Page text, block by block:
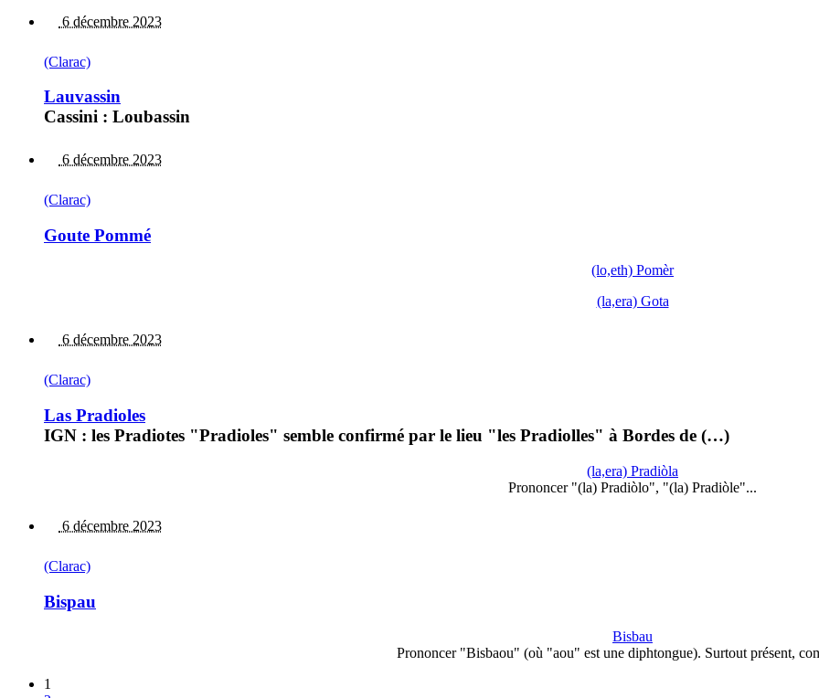
6 décembre 2023
(Clarac)
Lauvassin
Cassini : Loubassin
6 décembre 2023
(Clarac)
Goute Pommé
(lo,eth) Pomèr
(la,era) Gota
6 décembre 2023
(Clarac)
Las Pradioles
IGN : les Pradiotes "Pradioles" semble confirmé par le lieu "les Pradiolles" à Bordes de (…)
(la,era) Pradiòla
Prononcer "(la) Pradiòlo", "(la) Pradiòle"...
6 décembre 2023
(Clarac)
Bispau
Bisbau
Prononcer "Bisbaou" (où "aou" est une diphtongue). Surtout présent,
1